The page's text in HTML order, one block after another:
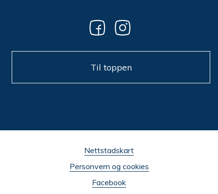
Til toppen
Nettstadskart
Personvern og cookies
Facebook